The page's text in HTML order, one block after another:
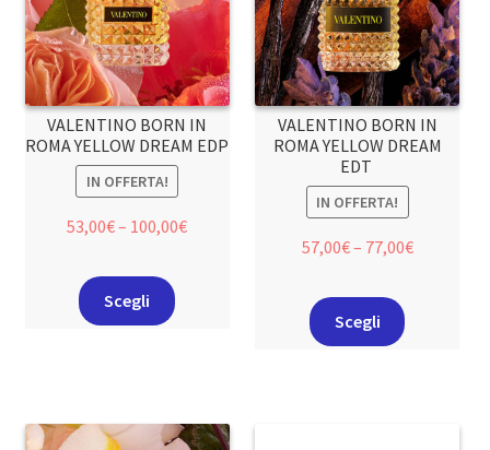
VALENTINO BORN IN
ROMA YELLOW DREAM EDP
IN OFFERTA!
53,00€– 100,00€
Scegli
VALENTINO BORN IN
ROMA YELLOW DREAM
EDT
IN OFFERTA!
57,00€– 77,00€
Scegli